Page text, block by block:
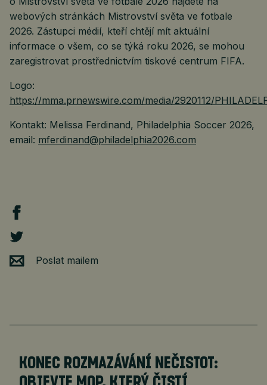
webových stránkách Mistrovství světa ve fotbale
2026. Zástupci médií, kteří chtějí mít aktuální
informace o všem, co se týká roku 2026, se mohou
zaregistrovat prostřednictvím tiskové centrum FIFA.
Logo:
https://mma.prnewswire.com/media/2920112/
Kontakt: Melissa Ferdinand, Philadelphia Soccer 2026,
email: mferdinand@philadelphia2026.com
Poslat mailem
KONEC ROZMAZÁVÁNÍ NEČISTOT: